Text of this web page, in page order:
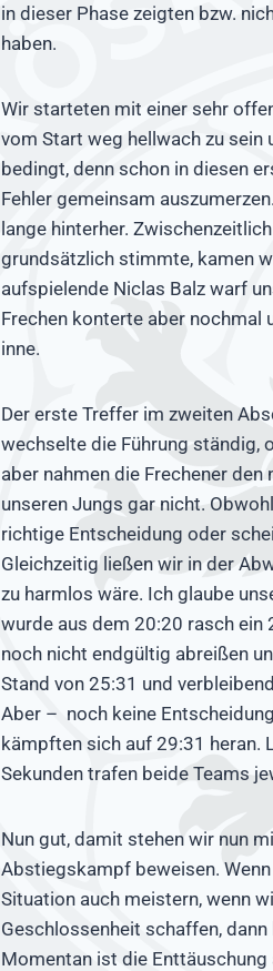
in dieser Phase zeigten bzw.
haben.
Wir starteten mit einer sehr
vom Start weg hellwach zu sein
bedingt, denn schon in diesen
Fehler gemeinsam
lange hinterher.
grundsätzlich stimmte, kamen
aufspielende Niclas Balz warf
Frechen konterte aber nochmal
inne.
Der erste Treffer im zweiten
wechselte die Führung ständig,
aber nahmen die Frechener
unseren Jungs gar nicht.
richtige Entscheidung oder
Gleichzeitig ließen wir in der
zu harmlos wäre. Ich glaube
wurde aus dem 20:20 rasch
noch nicht endgültig abreißen
Stand von 25:31 und
Aber – noch keine
kämpften sich auf 29:31 heran.
Sekunden trafen beide Teams
Nun gut, damit stehen wir nun
Abstiegskampf beweisen.
Situation auch meistern, wenn
Geschlossenheit schaffen,
Momentan ist die Enttäuschung